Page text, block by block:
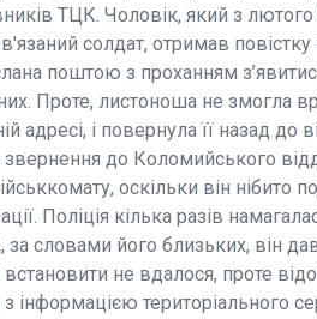
ТЦК. Чоловік, який з
солдат, отримав
поштою з проханням
Проте, листоноша не змогла
адресі, і повернула її назад до
до Коломийського
оскільки він нібито
Поліція кілька разів
словами його близьких, він
не вдалося, проте
з інформацією територіального